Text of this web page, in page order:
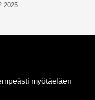
myötäeläen